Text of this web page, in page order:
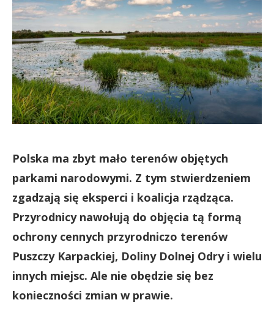
Polska ma zbyt mało terenów objętych
parkami narodowymi. Z tym stwierdzeniem
zgadzają się eksperci i koalicja rządząca.
Przyrodnicy nawołują do objęcia tą formą
ochrony cennych przyrodniczo terenów
Puszczy Karpackiej, Doliny Dolnej Odry i wielu
innych miejsc. Ale nie obędzie się bez
konieczności zmian w prawie.